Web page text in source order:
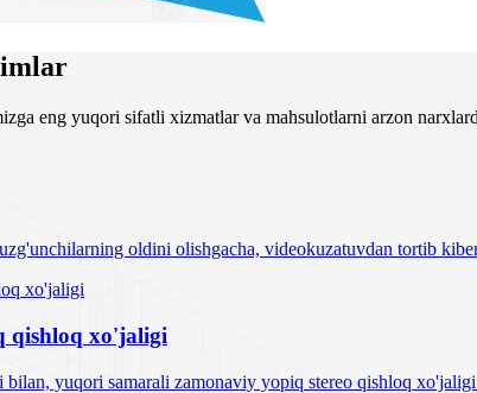
eng yuqori sifatli xizmatlar va mahsulotlarni arzon
oldini olishgacha, videokuzatuvdan tortib
qishloq xo'jaligi
yuqori samarali zamonaviy yopiq stereo qishloq